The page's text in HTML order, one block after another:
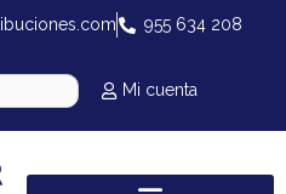
955 634 208
Mi cuenta